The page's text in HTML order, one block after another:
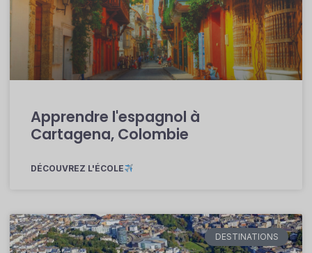
Apprendre l'espagnol à
Cartagena, Colombie
DÉCOUVREZ L'ÉCOLE
DESTINATIONS